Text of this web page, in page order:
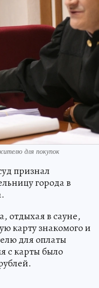
для покупок
признал
города в
в сауне,
карту знакомого и
для оплаты
с карты было